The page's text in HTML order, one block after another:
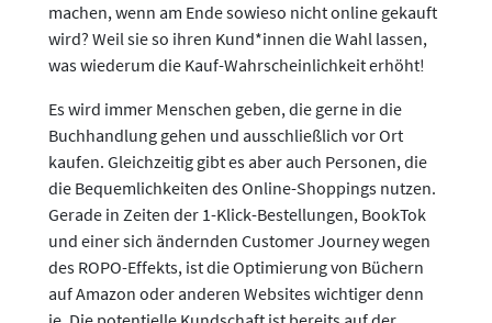
machen, wenn am Ende sowieso nicht online gekauft
wird? Weil sie so ihren Kund*innen die Wahl lassen,
was wiederum die Kauf-Wahrscheinlichkeit erhöht!
Es wird immer Menschen geben, die gerne in die
Buchhandlung gehen und ausschließlich vor Ort
kaufen. Gleichzeitig gibt es aber auch Personen, die
die Bequemlichkeiten des Online-Shoppings nutzen.
Gerade in Zeiten der 1-Klick-Bestellungen, BookTok
und einer sich ändernden Customer Journey wegen
des ROPO-Effekts, ist die Optimierung von Büchern
auf Amazon oder anderen Websites wichtiger denn